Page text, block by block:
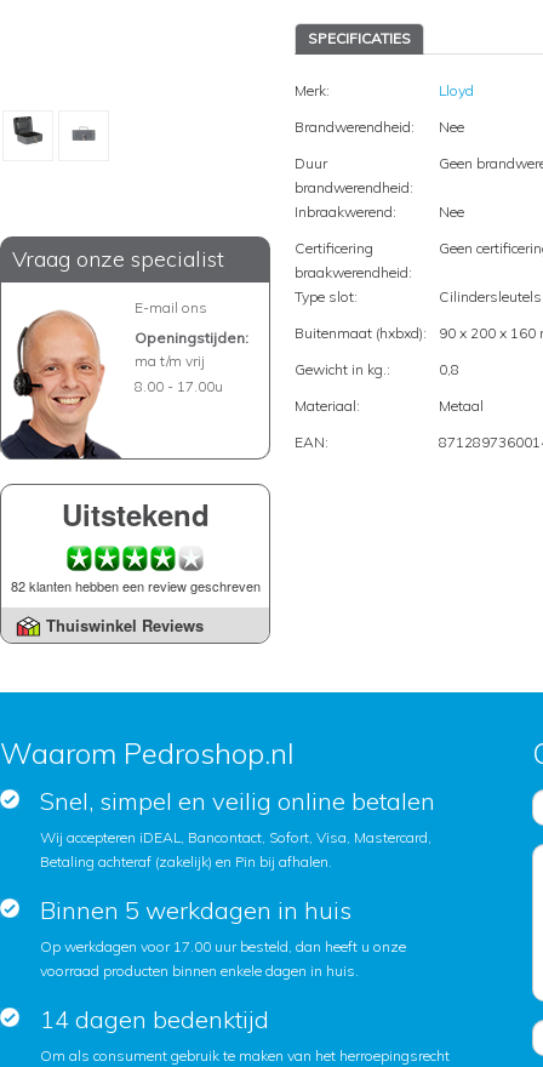
Vraag onze specialist
E-mail ons
Openingstijden:
ma t/m vrij
8.00 - 17.00u
Uitstekend
82 klanten hebben een review geschreven
Thuiswinkel Reviews
SPECIFICATIES
Merk:
Lloyd
Brandwerendheid:
Nee
Duur
brandwerendheid:
Geen
Inbraakwerend:
Nee
Certificering
braakwerendheid:
Geen
Type slot:
Buitenmaat (hxbxd):
90 x 200 x 160
Gewicht in kg.:
0,8
Materiaal:
Metaal
EAN:
Waarom Pedroshop.nl
Snel, simpel en veilig online betalen
Wij accepteren iDEAL, Bancontact, Sofort, Visa, Mastercard,
Betaling achteraf (zakelijk) en Pin bij afhalen.
Binnen 5 werkdagen in huis
Op werkdagen voor 17.00 uur besteld, dan heeft u onze
voorraad producten binnen enkele dagen in huis.
14 dagen bedenktijd
Om als consument gebruik te maken van het herroepingsrecht